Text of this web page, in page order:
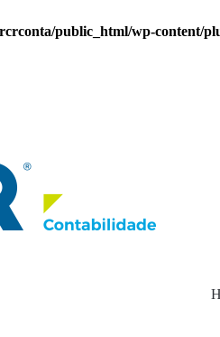
public_html/wp-content/